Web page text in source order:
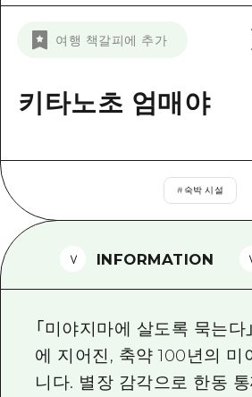
기준
치유
미야지마(宮島) 주
빠른 여행
반나절
1박 2일
2박 3일
야마구치(山口)현
시마네(島根)현
히로시마
외국인 여행자용
사진 다운로드
재해가 발생했을
뉴스
여행 책갈피에 추가
키타노초 엄매야
# 숙박 시설
INFORMATION
「미야지마에 살도록 묵는다
에 지어진, 축약 100년의 미
니다. 별장 감각으로 한동